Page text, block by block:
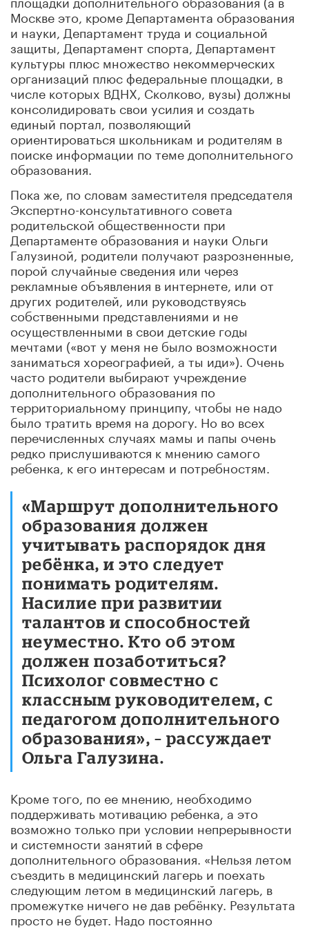
Москве это, кроме Департамента образования
и науки, Департамент труда и социальной
защиты, Департамент спорта, Департамент
культуры плюс множество некоммерческих
организаций плюс федеральные площадки, в
числе которых ВДНХ, Сколково, вузы) должны
консолидировать свои усилия и создать
единый портал, позволяющий
ориентироваться школьникам и родителям в
поиске информации по теме дополнительного
образования.
Пока же, по словам заместителя председателя
Экспертно-консультативного совета
родительской общественности при
Департаменте образования и науки Ольги
Галузиной, родители получают разрозненные,
порой случайные сведения или через
рекламные объявления в интернете, или от
других родителей, или руководствуясь
собственными представлениями и не
осуществленными в свои детские годы
мечтами («вот у меня не было возможности
заниматься хореографией, а ты иди»). Очень
часто родители выбирают учреждение
дополнительного образования по
территориальному принципу, чтобы не надо
было тратить время на дорогу. Но во всех
перечисленных случаях мамы и папы очень
редко прислушиваются к мнению самого
ребенка, к его интересам и потребностям.
«Маршрут дополнительного
образования должен
учитывать распорядок дня
ребёнка, и это следует
понимать родителям.
Насилие при развитии
талантов и способностей
неуместно. Кто об этом
должен позаботиться?
Психолог совместно с
классным руководителем, с
педагогом дополнительного
образования», – рассуждает
Ольга Галузина.
Кроме того, по ее мнению, необходимо
поддерживать мотивацию ребенка, а это
возможно только при условии непрерывности
и системности занятий в сфере
дополнительного образования. «Нельзя летом
съездить в медицинский лагерь и поехать
следующим летом в медицинский лагерь, в
промежутке ничего не дав ребёнку. Результата
просто не будет. Надо постоянно